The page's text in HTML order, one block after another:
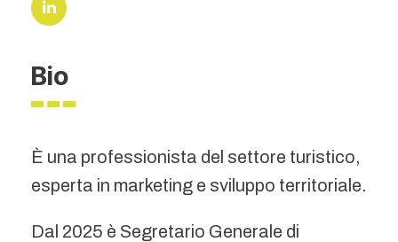
Bio
È una professionista del settore turistico,
esperta in marketing e sviluppo territoriale.
Dal 2025 è Segretario Generale di